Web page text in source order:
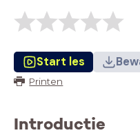
Start les
Printen
Introductie